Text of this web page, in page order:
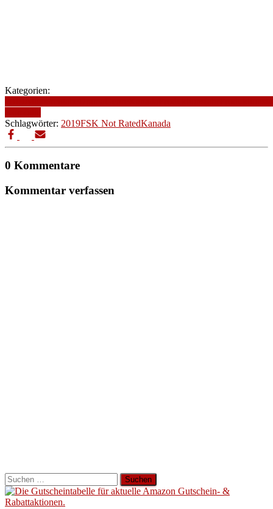
Kategorien:
Schlagwörter: 2019FSK Not RatedKanada
0 Kommentare
Kommentar verfassen
Suchen
nach: